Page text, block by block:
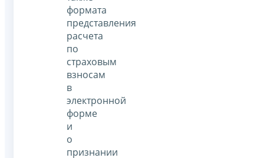
формата
представления
расчета
по
страховым
взносам
в
электронной
форме
и
о
признании